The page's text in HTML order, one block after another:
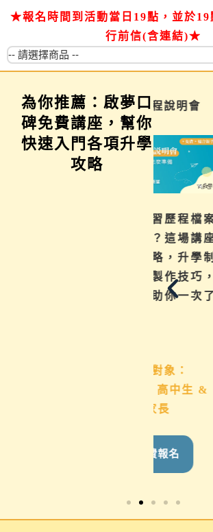
★報名時間到活動當日19點，並於19
行前信(含連結)★
為你推薦：啟夢口
碑免費講座，幫你
快速入門各項升學
攻略
學習歷程說明會 科系
啟夢獨
系探索
麼？快
何探索
來職業。
想了解